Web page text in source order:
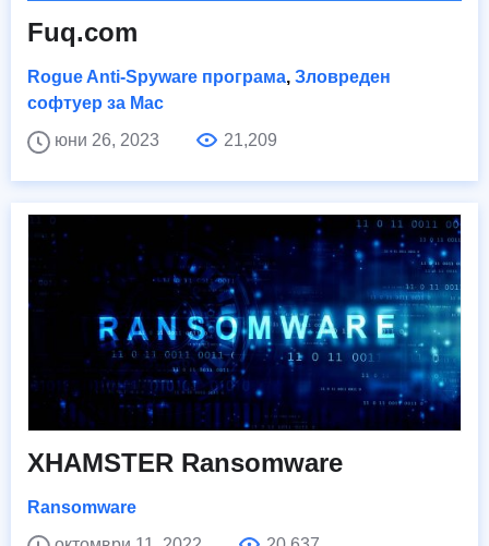
Fuq.com
Rogue Anti-Spyware програма, Зловреден
софтуер за Mac
юни 26, 2023
21,209
XHAMSTER Ransomware
Ransomware